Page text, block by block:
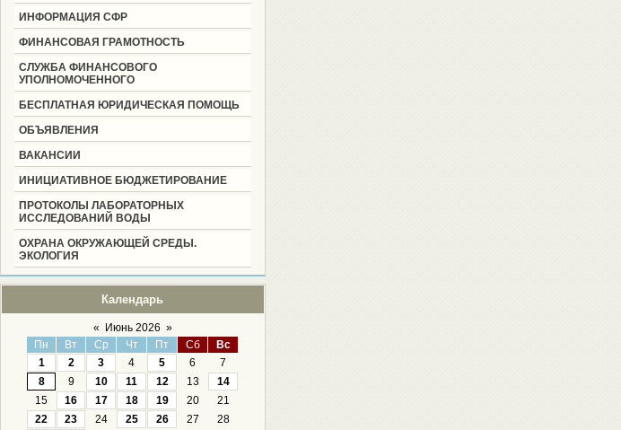
ИНФОРМАЦИЯ СФР
ФИНАНСОВАЯ ГРАМОТНОСТЬ
СЛУЖБА ФИНАНСОВОГО
УПОЛНОМОЧЕННОГО
БЕСПЛАТНАЯ ЮРИДИЧЕСКАЯ ПОМОЩЬ
ОБЪЯВЛЕНИЯ
ВАКАНСИИ
ИНИЦИАТИВНОЕ БЮДЖЕТИРОВАНИЕ
ПРОТОКОЛЫ ЛАБОРАТОРНЫХ
ИССЛЕДОВАНИЙ ВОДЫ
ОХРАНА ОКРУЖАЮЩЕЙ СРЕДЫ.
ЭКОЛОГИЯ
Календарь
« Июнь 2026 »
Пн
Вт Ср Чт Пт Сб
Вс
1
2 3 4 5 6
7
8
9 10 11 12 13
14
15
16 17 18 19 20
21
22
23 24 25 26 27
28